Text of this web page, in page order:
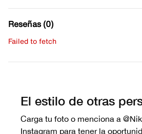
Reseñas (0)
Failed to fetch